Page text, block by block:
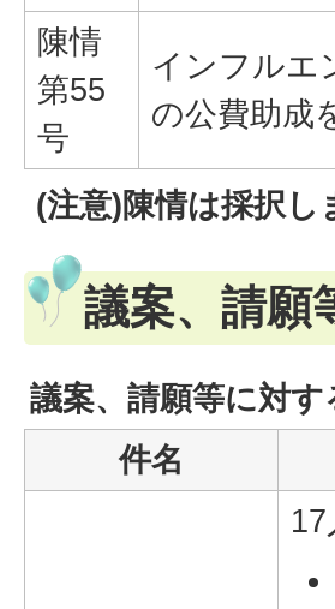
陳情
第55
号
インフルエ
の公費助成
(注意)陳情は採択し
議案、請願
議案、請願等に対
件名
17